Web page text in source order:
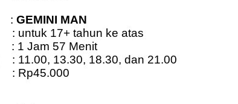
: GEMINI MAN
: untuk 17+ tahun ke atas
: 1 Jam 57 Menit
: 11.00, 13.30, 18.30, dan 21.00
: Rp45.000